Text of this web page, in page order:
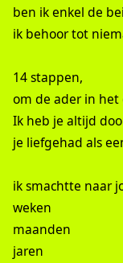
ben ik enkel de
ik behoor tot
14 stappen,
om de ader in
Ik heb je altijd
je liefgehad als
ik smachtte naar
weken
maanden
jaren